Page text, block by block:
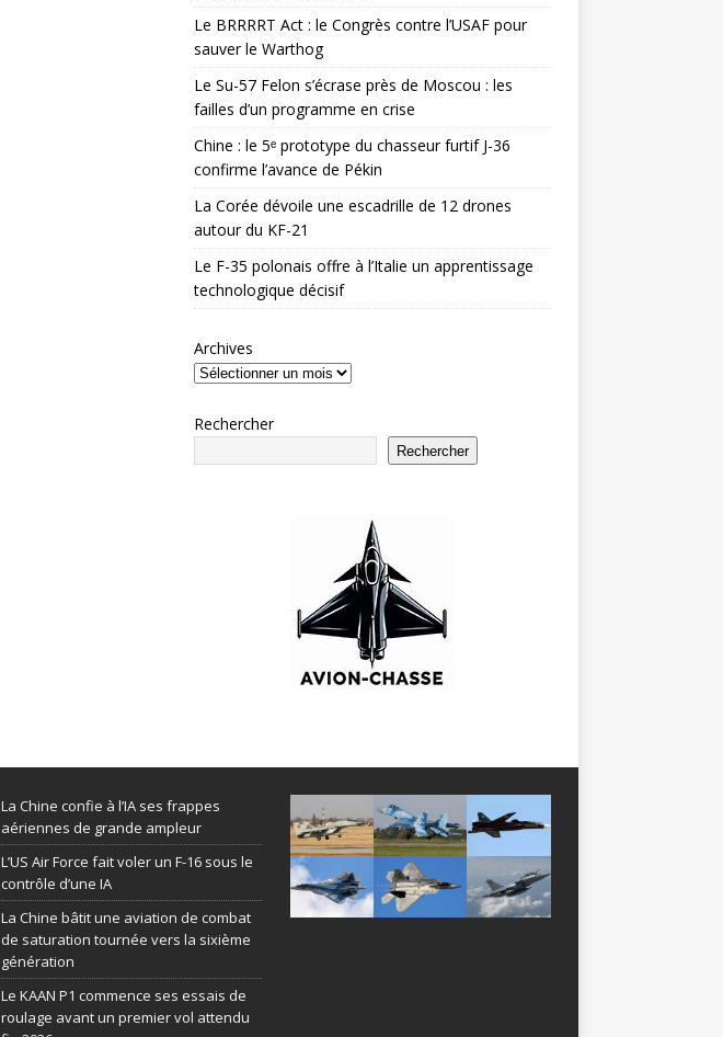
Le BRRRRT Act : le Congrès contre l’USAF pour
sauver le Warthog
Le Su-57 Felon s’écrase près de Moscou : les
failles d’un programme en crise
Chine : le 5ᵉ prototype du chasseur furtif J-36
confirme l’avance de Pékin
La Corée dévoile une escadrille de 12 drones
autour du KF-21
Le F-35 polonais offre à l’Italie un apprentissage
technologique décisif
Archives
Rechercher
Rechercher
La Chine confie à l’IA ses frappes
aériennes de grande ampleur
L’US Air Force fait voler un F-16 sous le
contrôle d’une IA
La Chine bâtit une aviation de combat
de saturation tournée vers la sixième
génération
Le KAAN P1 commence ses essais de
roulage avant un premier vol attendu